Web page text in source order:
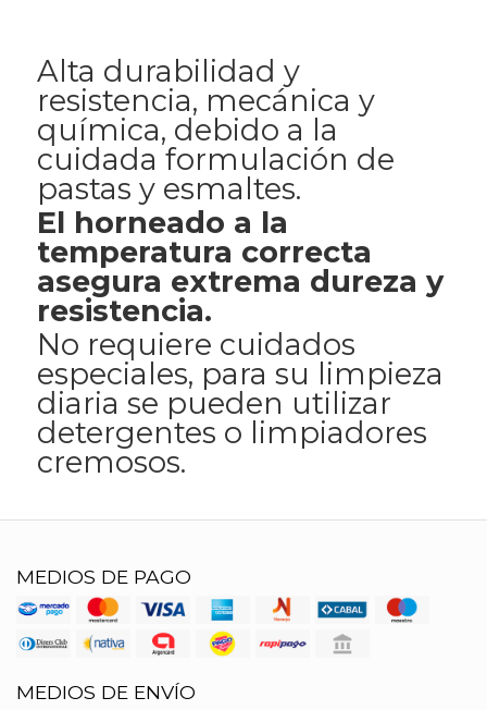
Alta durabilidad y
resistencia, mecánica y
química, debido a la
cuidada formulación de
pastas y esmaltes.
El horneado a la
temperatura correcta
asegura extrema dureza y
resistencia.
No requiere cuidados
especiales, para su limpieza
diaria se pueden utilizar
detergentes o limpiadores
cremosos.
MEDIOS DE PAGO
MEDIOS DE ENVÍO